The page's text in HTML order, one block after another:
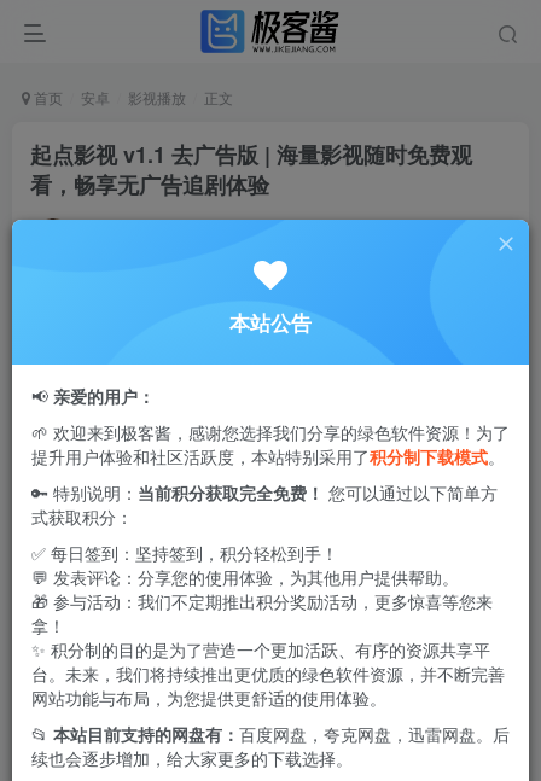
首页 安卓 影视播放 正文
起点影视 v1.1 去广告版 | 海量影视随时免费观
看，畅享无广告追剧体验
私信
是一款专为影视爱好者打造的
海量国内外热门与经典影视资源。软件实时更新最新剧集，
支持高清视频在线播放，播放流畅顺畅，同时提供离线缓存
功能，方便用户随时收藏与观看，畅享追剧乐趣。
本站公告
📢 亲爱的用户：
🌱 欢迎来到极客酱，感谢您选择我们分享的绿色软件资源！为了
提升用户体验和社区活跃度，本站特别采用了积分制下载模式。
🔑 特别说明： 当前积分获取完全免费！ 您可以通过以下简单方
式获取积分：
✅ 每日签到：坚持签到，积分轻松到手！
💬 发表评论：分享您的使用体验，为其他用户提供帮助。
🎁 参与活动：我们不定期推出积分奖励活动，更多惊喜等您来
拿！
✨ 积分制的目的是为了营造一个更加活跃、有序的资源共享平
台。未来，我们将持续推出更优质的绿色软件资源，并不断完善
网站功能与布局，为您提供更舒适的使用体验。
📂 本站目前支持的网盘有： 百度网盘，夸克网盘，迅雷网盘。后
续也会逐步增加，给大家更多的下载选择。